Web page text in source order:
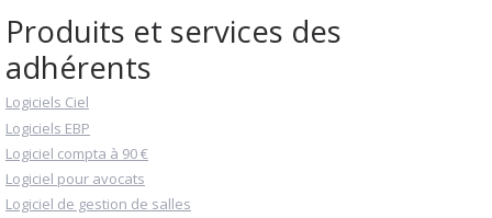
Produits et services des
adhérents
Logiciels Ciel
Logiciels EBP
Logiciel compta à 90 €
Logiciel pour avocats
Logiciel de gestion de salles